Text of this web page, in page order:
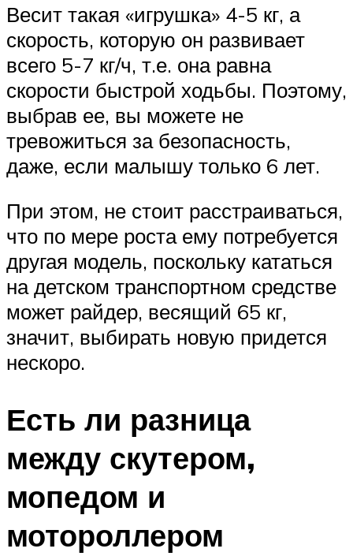
Весит такая «игрушка» 4-5 кг, а
скорость, которую он развивает
всего 5-7 кг/ч, т.е. она равна
скорости быстрой ходьбы. Поэтому,
выбрав ее, вы можете не
тревожиться за безопасность,
даже, если малышу только 6 лет.
При этом, не стоит расстраиваться,
что по мере роста ему потребуется
другая модель, поскольку кататься
на детском транспортном средстве
может райдер, весящий 65 кг,
значит, выбирать новую придется
нескоро.
Есть ли разница
между скутером,
мопедом и
мотороллером